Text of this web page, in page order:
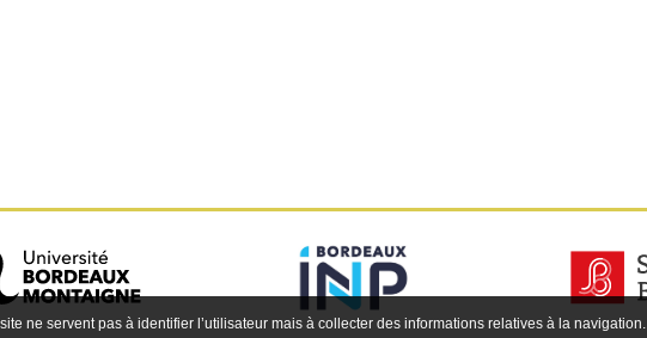
ne servent pas à identifier l’utilisateur mais à collecter des informations relatives à la navigation.